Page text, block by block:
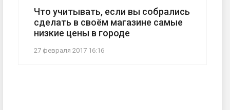
Что учитывать, если вы собрались
сделать в своём магазине самые
низкие цены в городе
27 февраля 2017 16:16